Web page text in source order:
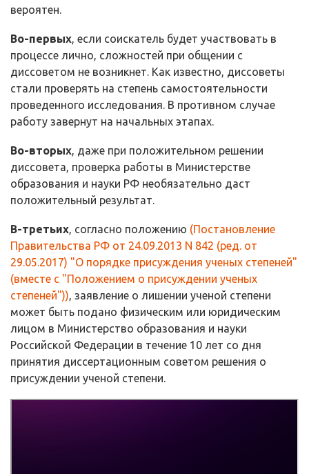
вероятен.
Во-первых, если соискатель будет участвовать в
процессе лично, сложностей при общении с
диссоветом не возникнет. Как известно, диссоветы
стали проверять на степень самостоятельности
проведенного исследования. В противном случае
работу завернут на начальных этапах.
Во-вторых, даже при положительном решении
диссовета, проверка работы в Министерстве
образования и науки РФ необязательно даст
положительный результат.
В-третьих, согласно положению (Постановление
Правительства РФ от 24.09.2013 N 842 (ред. от
29.05.2017) "О порядке присуждения ученых степеней"
(вместе с "Положением о присуждении ученых
степеней")), заявление о лишении ученой степени
может быть подано физическим или юридическим
лицом в Министерство образования и науки
Российской Федерации в течение 10 лет со дня
принятия диссертационным советом решения о
присуждении ученой степени.